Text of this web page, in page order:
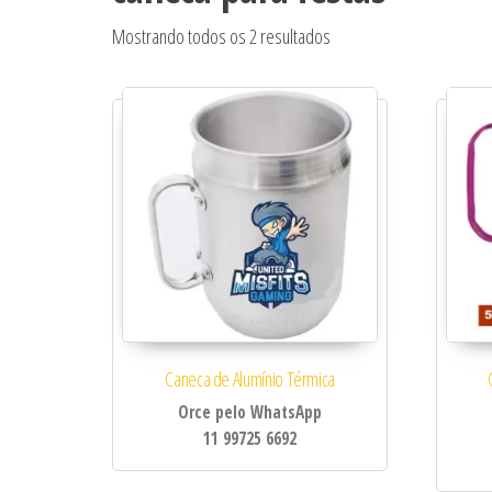
Mostrando todos os 2 resultados
Caneca de Alumínio Térmica
Orce pelo WhatsApp
11 99725 6692